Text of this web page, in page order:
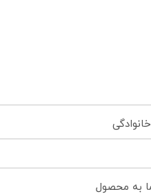
به محصول